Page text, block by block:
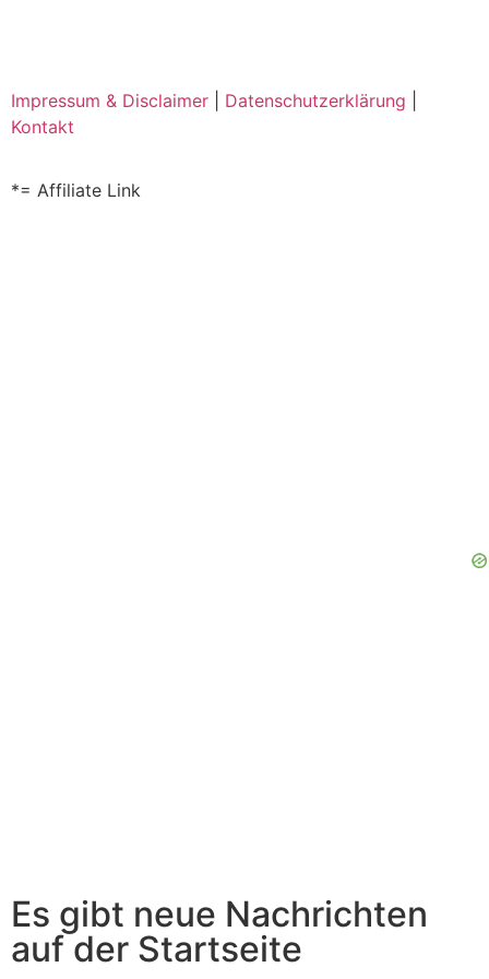
Impressum & Disclaimer Datenschutzerklärung
Kontakt
*= Affiliate Link
Es gibt neue Nachrichten
auf der Startseite